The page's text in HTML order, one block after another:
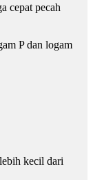
cepat pecah
P dan logam
kecil dari